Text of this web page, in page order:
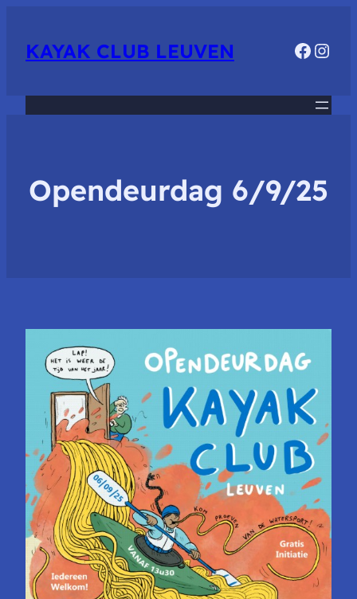
KAYAK CLUB LEUVEN
Opendeurdag 6/9/25